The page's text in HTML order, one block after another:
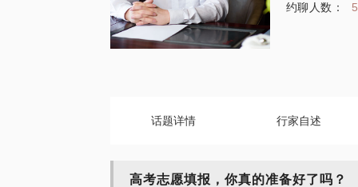
约聊人数：
话题详情 行家自述
高考志愿填报，你真的准备好了吗？